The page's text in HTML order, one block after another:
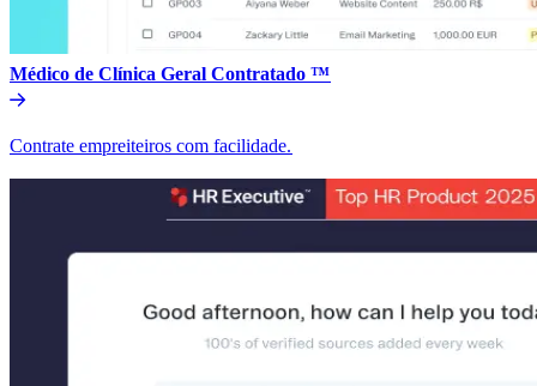
Médico de Clínica Geral Contratado ™​​
Contrate empreiteiros com facilidade.​​